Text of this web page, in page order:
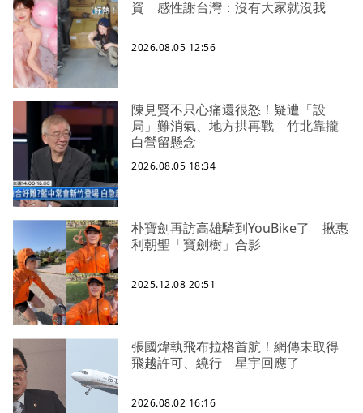
資 感性謝台灣：沒有大家就沒我
2026.08.05 12:56
陳見賢不只心痛還很怒！疑遭「設
局」難消氣、地方拱再戰 竹北靠攏
白營留懸念
2026.08.05 18:34
朴寶劍再訪高雄騎到YouBike了 揪惠
利朝聖「寶劍樹」合影
2025.12.08 20:51
張國煒執飛布拉格首航！網傳未取得
飛越許可、繞行 星宇回應了
2026.08.02 16:16